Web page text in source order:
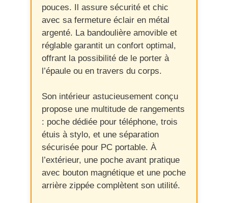
pouces. Il assure sécurité et chic
avec sa fermeture éclair en métal
argenté. La bandoulière amovible et
réglable garantit un confort optimal,
offrant la possibilité de le porter à
l’épaule ou en travers du corps.
Son intérieur astucieusement conçu
propose une multitude de rangements
: poche dédiée pour téléphone, trois
étuis à stylo, et une séparation
sécurisée pour PC portable. À
l’extérieur, une poche avant pratique
avec bouton magnétique et une poche
arrière zippée complètent son utilité.